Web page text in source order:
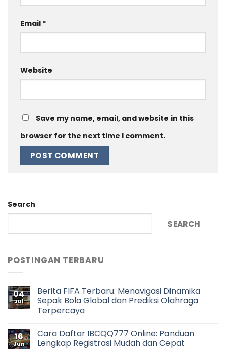
Email *
Website
Save my name, email, and website in this
browser for the next time I comment.
Search
SEARCH
POSTINGAN TERBARU
04
Jul
Berita FIFA Terbaru: Menavigasi Dinamika
Sepak Bola Global dan Prediksi Olahraga
Terpercaya
16
Jun
Cara Daftar IBCQQ777 Online: Panduan
Lengkap Registrasi Mudah dan Cepat